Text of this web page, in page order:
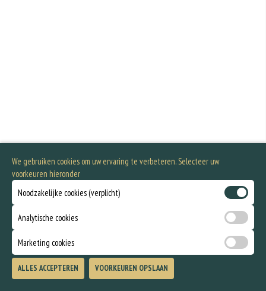
We gebruiken cookies om uw ervaring te verbeteren. Selecteer uw
voorkeuren hieronder
Noodzakelijke cookies (verplicht)
Analytische cookies
Marketing cookies
ALLES ACCEPTEREN VOORKEUREN OPSLAAN